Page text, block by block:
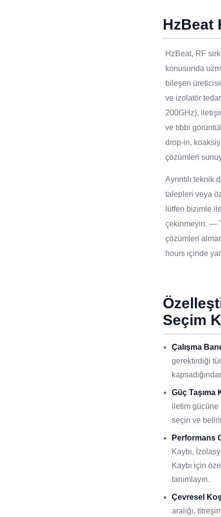
HzBeat
HzBeat, RF
konusunda
bileşen
ve izolatör
200GHz),
ve tıbbi
drop-in,
çözümleri
Ayrıntılı teknik
talepleri veya
lütfen bizimle
çekinmeyin. —
çözümleri
hours içinde
Seçim
Çalışma
gerektirdiği
Güç Taşıma
iletim gücüne
seçin ve
Performans
Kaybı,
Kaybı için
tanımlayın.
Çevresel
aralığı,